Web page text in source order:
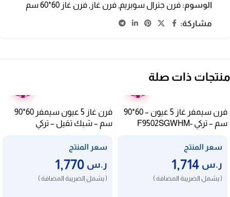
الوسوم: فرن جنرال سوبريم, فرن غاز , فرن غاز 60*60 سم
مشاركة:
منتجات ذات صلة
فرن سيمفر غاز 5 عيون – 60*90
سم – تركي F9502SGWHM-
سعر المنتج
ر.س
( يشمل الضريبة المضافة )
فرن غاز 5 عيون سيمفر 60*90
سم – شبك تقيل – تركي
سعر المنتج
ر.س
( يشمل الضريبة المضافة )